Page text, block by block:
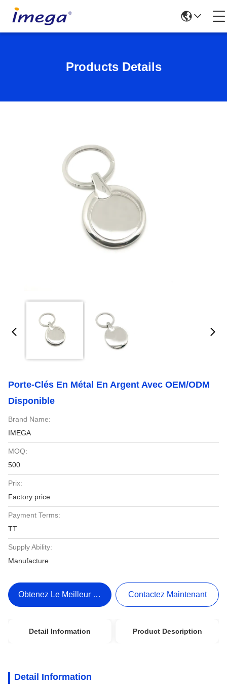
Products Details
Porte-Clés En Métal En Argent Avec OEM/ODM
Disponible
Brand Name:
IMEGA
MOQ:
500
Prix:
Factory price
Payment Terms:
TT
Supply Ability:
Manufacture
Obtenez Le Meilleur Prix Contactez Maintenant
Detail Information Product Description
Detail Information